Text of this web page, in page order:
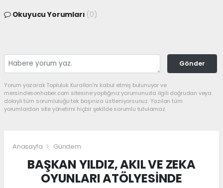
Okuyucu Yorumları (0)
Gönder
Yorum yazarak Topluluk Kuralları’nı kabul etmiş bulunuyor ve
mersindesonhaber.com sitesine yaptığınız yorumunuzla ilgili doğrudan veya
dolaylı tüm sorumluluğu tek başınıza üstleniyorsunuz. Yazılan tüm
yorumlardan site yönetimi hiçbir şekilde sorumlu tutulamaz.
Anasayfa Gündem
BAŞKAN YILDIZ, AKIL VE ZEKA
OYUNLARI ATÖLYESİNDE